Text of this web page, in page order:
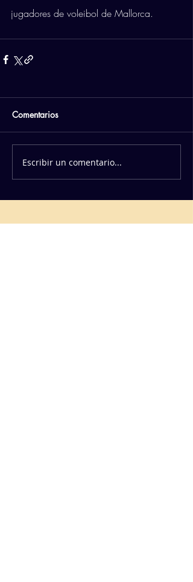
jugadores de voleibol de Mallorca.
Comentarios
Escribir un comentario...